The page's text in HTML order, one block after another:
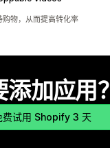
物，从而提高转化率
加应用？
费试用 Shopify 3 天